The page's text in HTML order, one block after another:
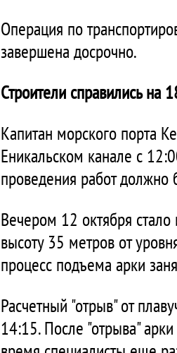
Операция по
завершена досрочно.
Строители справились на
Капитан морского порта
Еникальском канале с
проведения работ должно
Вечером 12 октября
высоту 35 метров от
процесс подъема арки
Расчетный "отрыв" от
14:15. После "отрыва"